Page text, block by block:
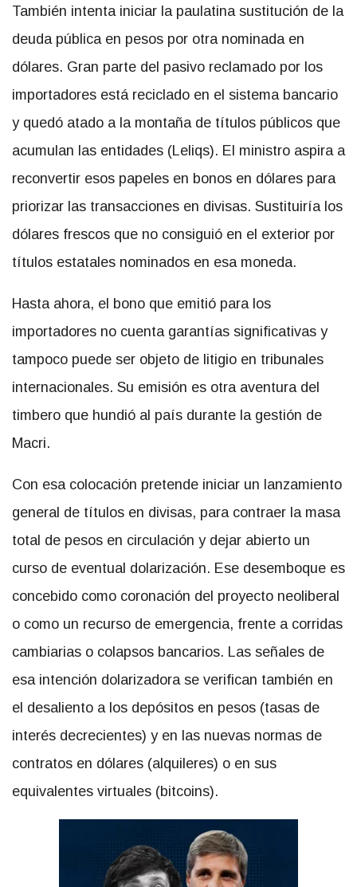
También intenta iniciar la paulatina sustitución de la
deuda pública en pesos por otra nominada en
dólares. Gran parte del pasivo reclamado por los
importadores está reciclado en el sistema bancario
y quedó atado a la montaña de títulos públicos que
acumulan las entidades (Leliqs). El ministro aspira a
reconvertir esos papeles en bonos en dólares para
priorizar las transacciones en divisas. Sustituiría los
dólares frescos que no consiguió en el exterior por
títulos estatales nominados en esa moneda.
Hasta ahora, el bono que emitió para los
importadores no cuenta garantías significativas y
tampoco puede ser objeto de litigio en tribunales
internacionales. Su emisión es otra aventura del
timbero que hundió al país durante la gestión de
Macri.
Con esa colocación pretende iniciar un lanzamiento
general de títulos en divisas, para contraer la masa
total de pesos en circulación y dejar abierto un
curso de eventual dolarización. Ese desemboque es
concebido como coronación del proyecto neoliberal
o como un recurso de emergencia, frente a corridas
cambiarias o colapsos bancarios. Las señales de
esa intención dolarizadora se verifican también en
el desaliento a los depósitos en pesos (tasas de
interés decrecientes) y en las nuevas normas de
contratos en dólares (alquileres) o en sus
equivalentes virtuales (bitcoins).